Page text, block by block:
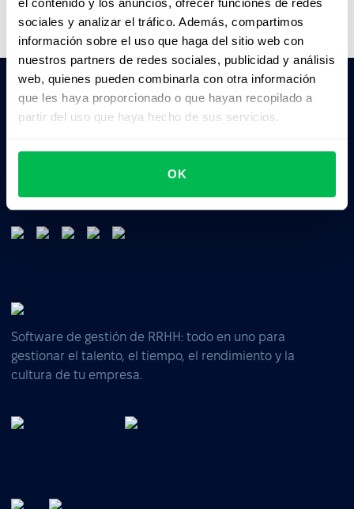
sociales y analizar el tráfico. Además, compartimos
información sobre el uso que haga del sitio web con
nuestros partners de redes sociales, publicidad y análisis
web, quienes pueden combinarla con otra información
que les haya proporcionado o que hayan recopilado a
partir del uso que haya hecho de sus servicios.
OK
Pedile a la IA un resumen de PeopleForce:
Business driven. People focused.
Software de gestión de RRHH: todo en uno para
gestionar el talento, el tiempo, el rendimiento y la
cultura de tu empresa.